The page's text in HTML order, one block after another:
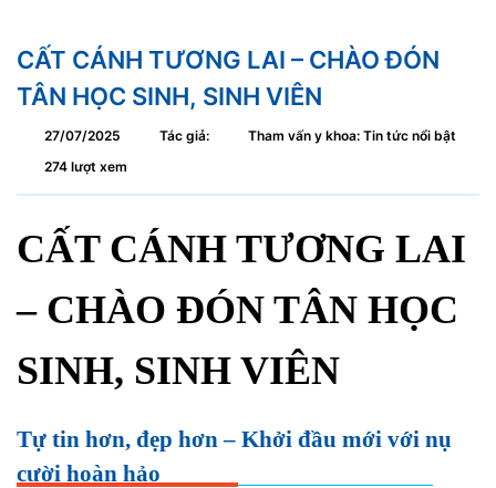
CẤT CÁNH TƯƠNG LAI – CHÀO ĐÓN
TÂN HỌC SINH, SINH VIÊN
27/07/2025 Tác giả:
Tham vấn y khoa: Tin tức nổi bật
274 lượt xem
CẤT CÁNH TƯƠNG LAI
– CHÀO ĐÓN TÂN HỌC
SINH, SINH VIÊN
Tự tin hơn, đẹp hơn – Khởi đầu mới với nụ
cười hoàn hảo